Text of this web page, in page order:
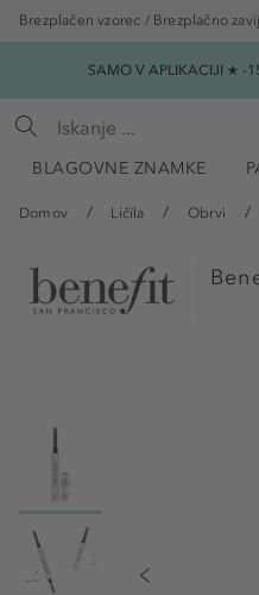
Brezplačen vzorec / Brezplačno
SAMO V APLIKACIJI ★ -
BLAGOVNE ZNAMKE
Domov Ličila Obrvi